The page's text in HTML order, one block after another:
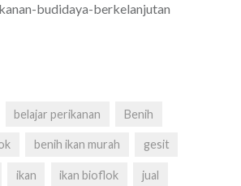
budidaya-berkelanjutan
belajar perikanan Benih
benih ikan murah gesit
ikan ikan bioflok jual